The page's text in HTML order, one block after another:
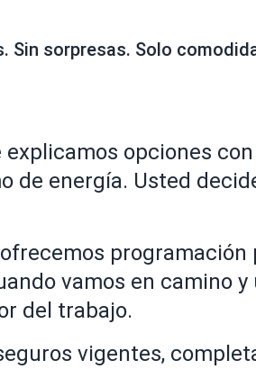
Sin sorpresas. Solo
opciones
de energía. Usted
programación
vamos en camino y
del trabajo.
vigentes,